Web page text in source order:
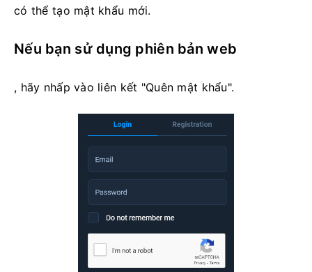
có thể tạo mật khẩu mới.
Nếu bạn sử dụng phiên bản web
, hãy nhấp vào liên kết "Quên mật khẩu".